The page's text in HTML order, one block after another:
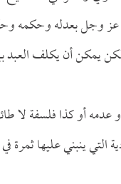
عز وجل بعدله وحكمه
يمكن أن يكلف العبد
عدمه أو كذا فلسفة لا
التي ينبني عليها